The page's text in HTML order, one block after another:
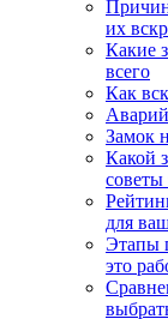
их
Какие
всего
Как
Замок
Какой
советы
для
Этапы
это